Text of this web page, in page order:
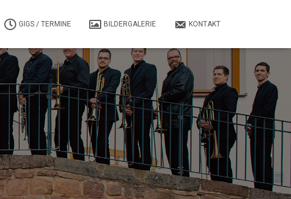
GIGS / TERMINE BILDERGALERIE KONTAKT